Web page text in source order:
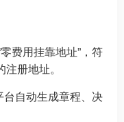
费用挂靠地址”，符
册地址。
台自动生成章程、决